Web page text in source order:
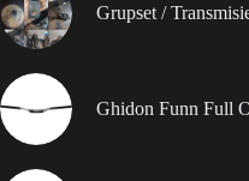
Grupset /
Ghidon Funn Full